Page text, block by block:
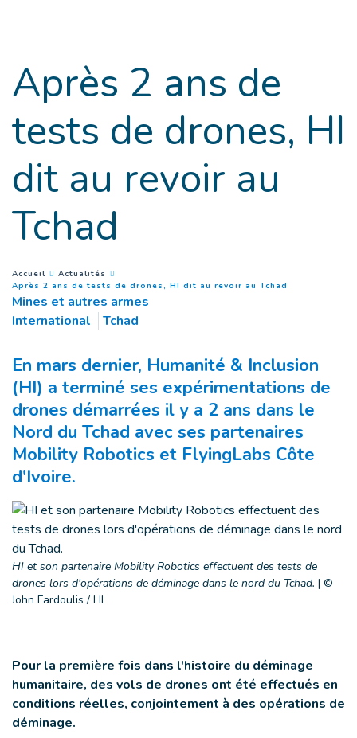
Après 2 ans de
tests de drones, HI
dit au revoir au
Tchad
You are here :
Accueil
Actualités
Après 2 ans de tests de drones, HI dit au revoir au Tchad
Mines et autres armes
International
Tchad
En mars dernier, Humanité & Inclusion
(HI) a terminé ses expérimentations de
drones démarrées il y a 2 ans dans le
Nord du Tchad avec ses partenaires
Mobility Robotics et FlyingLabs Côte
d'Ivoire.
HI et son partenaire Mobility Robotics effectuent des tests de
drones lors d'opérations de déminage dans le nord du Tchad. | ©
John Fardoulis / HI
Pour la première fois dans l'histoire du déminage
humanitaire, des vols de drones ont été effectués en
conditions réelles, conjointement à des opérations de
déminage.